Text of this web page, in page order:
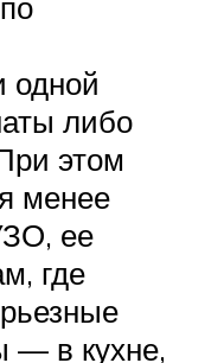
одной
либо
этом
менее
ее
где
— в кухне,